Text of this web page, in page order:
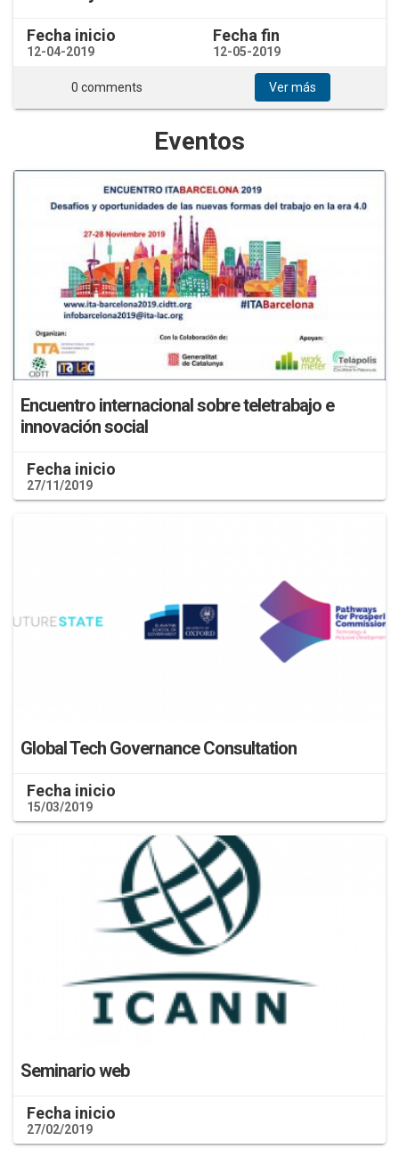
Fecha inicio
12-04-2019
Fecha fin
12-05-2019
0 comments Ver más
Eventos
Encuentro internacional sobre teletrabajo e
innovación social
Fecha inicio
27/11/2019
Global Tech Governance Consultation
Fecha inicio
15/03/2019
Seminario web
Fecha inicio
27/02/2019